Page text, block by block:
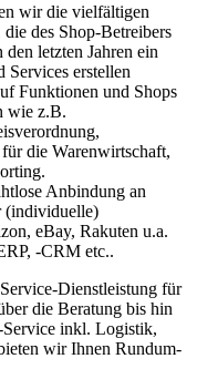
wir die vielfältigen
des Shop-Betreibers
letzten Jahren ein
Services erstellen
Funktionen und Shops
wie z.B.
die Warenwirtschaft,
Anbindung an
(individuelle)
eBay, Rakuten u.a.
-CRM etc..
Dienstleistung für
die Beratung bis hin
inkl. Logistik,
wir Ihnen Rundum-